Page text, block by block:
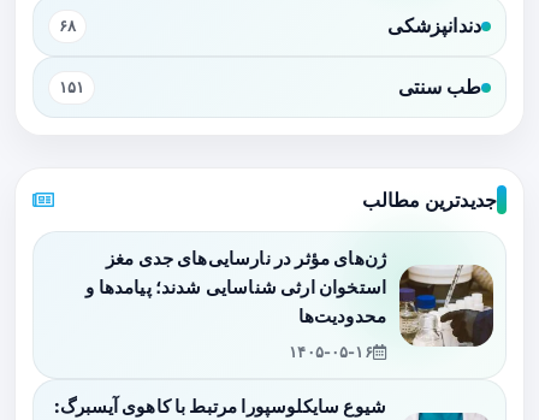
دندانپزشکی ۶۸
طب سنتی ۱۵۱
جدیدترین مطالب
ژن‌های مؤثر در نارسایی‌های جدی مغز
استخوان ارثی شناسایی شدند؛ پیامدها و
محدودیت‌ها
۱۴۰۵-۰۵-۱۶
شیوع سایکلوسپورا مرتبط با کاهوی آیسبرگ: